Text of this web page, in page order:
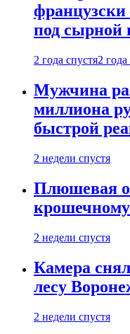
под сырной
2 года спустя2 года
Мужчина
миллиона
быстрой
2 недели спустя
Плюшевая
2 недели спустя
Камера
лесу
2 недели спустя